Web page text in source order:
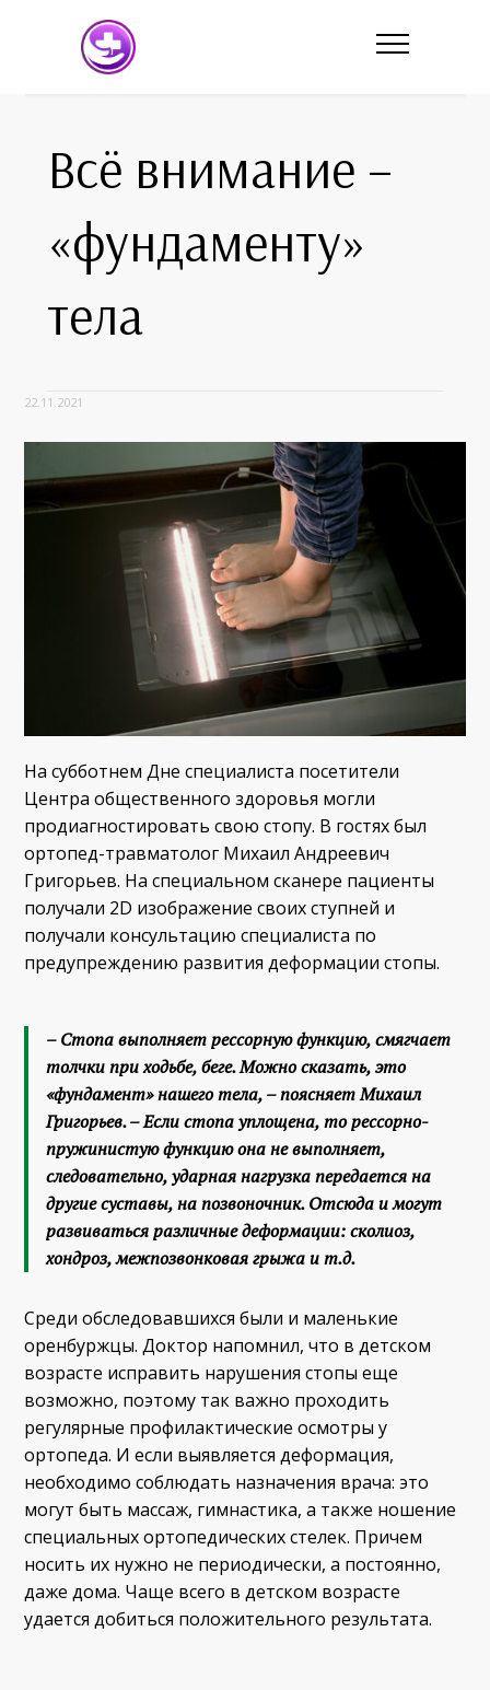
Всё внимание –
«фундаменту»
тела
22.11.2021
На субботнем Дне специалиста посетители
Центра общественного здоровья могли
продиагностировать свою стопу. В гостях был
ортопед-травматолог Михаил Андреевич
Григорьев. На специальном сканере пациенты
получали 2D изображение своих ступней и
получали консультацию специалиста по
предупреждению развития деформации стопы.
– Стопа выполняет рессорную функцию, смягчает
толчки при ходьбе, беге. Можно сказать, это
«фундамент» нашего тела, – поясняет Михаил
Григорьев. – Если стопа уплощена, то рессорно-
пружинистую функцию она не выполняет,
следовательно, ударная нагрузка передается на
другие суставы, на позвоночник. Отсюда и могут
развиваться различные деформации: сколиоз,
хондроз, межпозвонковая грыжа и т.д.
Среди обследовавшихся были и маленькие
оренбуржцы. Доктор напомнил, что в детском
возрасте исправить нарушения стопы еще
возможно, поэтому так важно проходить
регулярные профилактические осмотры у
ортопеда. И если выявляется деформация,
необходимо соблюдать назначения врача: это
могут быть массаж, гимнастика, а также ношение
специальных ортопедических стелек. Причем
носить их нужно не периодически, а постоянно,
даже дома. Чаще всего в детском возрасте
удается добиться положительного результата.